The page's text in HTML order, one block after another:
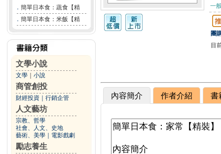
． 簡單日本食：蔬食【精
． 簡單日本食：米飯【精
文學小說
文學 小說
商管創投
財經投資 行銷企管
人文藝坊
宗教、哲學
社會、人文、史地
藝術、美學
電影戲劇
勵志養生
一
團
目
內容簡介 作者介紹 書